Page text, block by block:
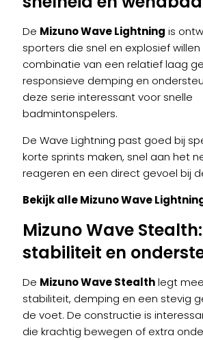
De Mizuno Wave Lightning is
sporters die snel en explosief
combinatie van een relatief laag
responsieve demping en
deze serie interessant voor snelle
badmintonspelers.
De Wave Lightning past goed bij
korte sprints maken, snel aan het
reageren en een direct gevoel bij
Bekijk alle Mizuno Wave
Mizuno Wave Stealth:
stabiliteit en
De Mizuno Wave Stealthlegt
stabiliteit, demping en een stevig
de voet. De constructie is
die krachtig bewegen of extra